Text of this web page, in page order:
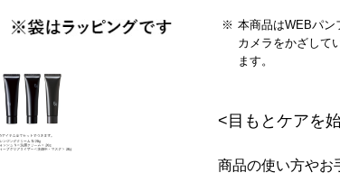
本商品はWEBパン
カメラをかざして
ます。
<目もとケアを
商品の使い方やお